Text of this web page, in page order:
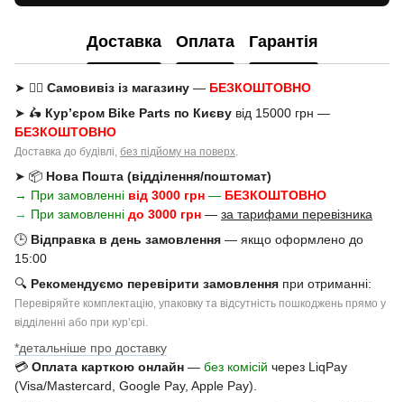
Доставка Оплата Гарантія
➤ 🚶‍♂️ Самовивіз із магазину — БЕЗКОШТОВНО
➤ 🛵 Кур’єром Bike Parts по Києву від 15000 грн —
БЕЗКОШТОВНО
Доставка до будівлі, без підйому на поверх
➤ 📦 Нова Пошта (відділення/поштомат)
→ При замовленні від 3000 грн — БЕЗКОШТОВНО
→ При замовленні до 3000 грн — за тарифами перевізника
🕒 Відправка в день замовлення — якщо оформлено до
15:00
🔍 Рекомендуємо перевірити замовлення при отриманні:
Перевіряйте комплектацію, упаковку та відсутність пошкоджень прямо у
відділенні або при курʼєрі.
*детальніше про доставку
💳 Оплата карткою онлайн — без комісій через LiqPay
(Visa/Mastercard, Google Pay, Apple Pay).